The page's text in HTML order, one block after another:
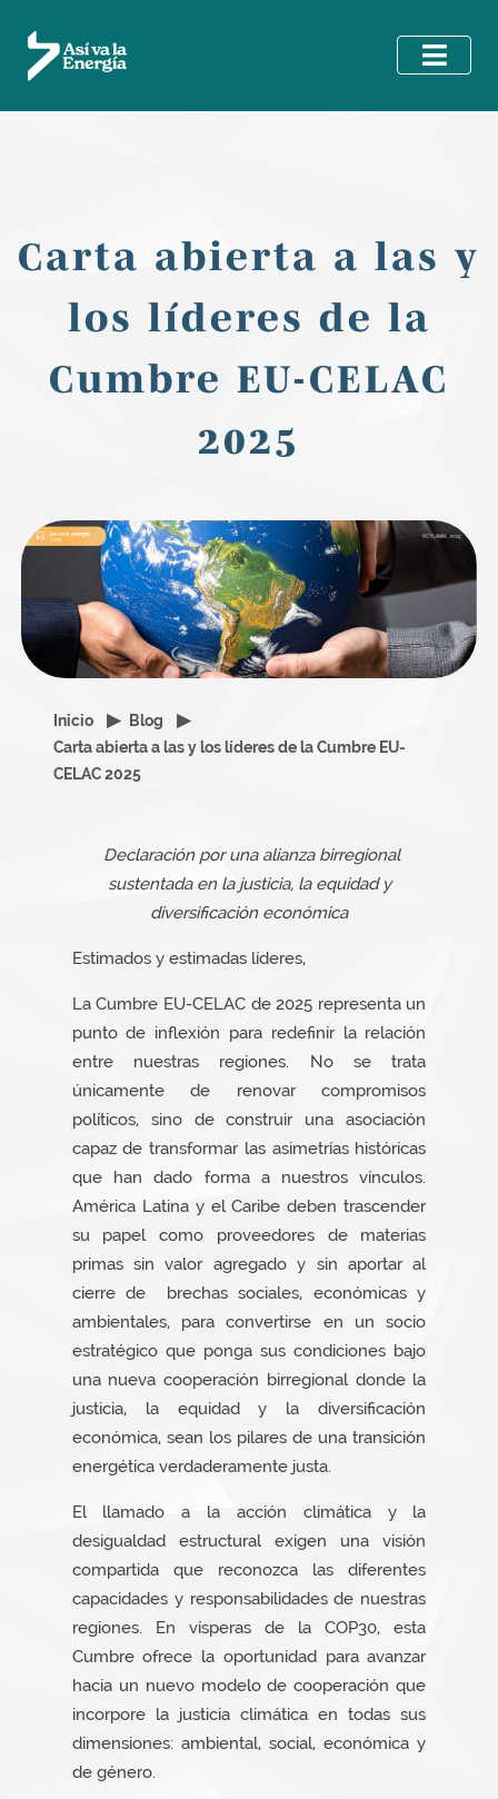
Carta abierta a las y
los líderes de la
Cumbre EU-CELAC
2025
Inicio
Blog
Carta abierta a las y los líderes de la Cumbre EU-
CELAC 2025
Declaración por una alianza birregional
sustentada en la justicia, la equidad y
diversificación económica
Estimados y estimadas líderes,
La Cumbre EU-CELAC de 2025 representa un
punto de inflexión para redefinir la relación
entre nuestras regiones. No se trata
únicamente de renovar compromisos
políticos, sino de construir una asociación
capaz de transformar las asimetrías históricas
que han dado forma a nuestros vínculos.
América Latina y el Caribe deben trascender
su papel como proveedores de materias
primas sin valor agregado y sin aportar al
cierre de brechas sociales, económicas y
ambientales, para convertirse en un socio
estratégico que ponga sus condiciones bajo
una nueva cooperación birregional donde la
justicia, la equidad y la diversificación
económica, sean los pilares de una transición
energética verdaderamente justa.
El llamado a la acción climática y la
desigualdad estructural exigen una visión
compartida que reconozca las diferentes
capacidades y responsabilidades de nuestras
regiones. En vísperas de la COP30, esta
Cumbre ofrece la oportunidad para avanzar
hacia un nuevo modelo de cooperación que
incorpore la justicia climática en todas sus
dimensiones: ambiental, social, económica y
de género.